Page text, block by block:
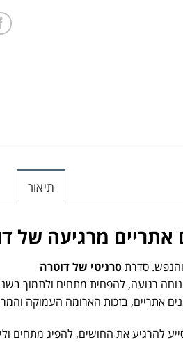
תיאור
אתריים מרגיעה של
והנפש. סדרתסרניטי שלדוטרה
רגועה, להפחית מתחים ולתמוך
אתריים, בזכות הארומה העמוקה
להרגיעאת החושים, להפיג מתחים